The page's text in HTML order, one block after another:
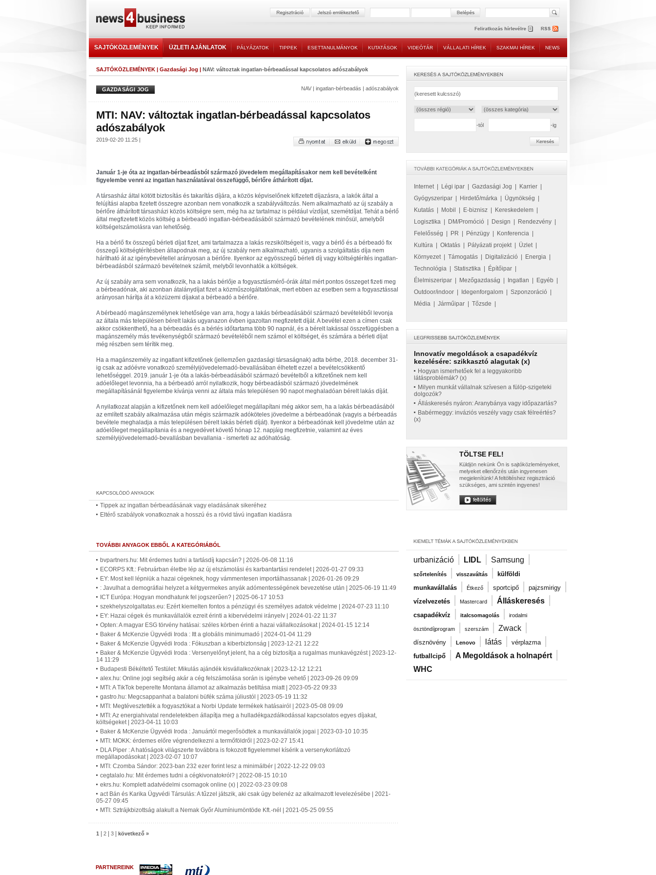
SAJTÓKÖZLEMÉNYEK ÜZLETI AJÁNLATOK PÁLYÁZATOK TIPPEK ESETTANULMÁNYOK KUTATÁSOK VIDEÓTÁR VÁLLALATI HÍREK SZAKMAI HÍREK NEWS
SAJTÓKÖZLEMÉNYEK | Gazdasági Jog | NAV: változtak ingatlan-bérbeadással kapcsolatos adószabályok
GAZDASÁGI JOG NAV | ingatlan-bérbeadás | adószabályok
MTI: NAV: változtak ingatlan-bérbeadással kapcsolatos
adószabályok
2019-02-20 11:25 |
Január 1-je óta az ingatlan-bérbeadásból származó jövedelem megállapításakor nem kell bevételként
figyelembe venni az ingatlan használatával összefüggő, bérlőre áthárított díjat.
A társasház által kötött biztosítás és takarítás díjára, a közös képviselőnek kifizetett díjazásra, a lakók által a
felújítási alapba fizetett összegre azonban nem vonatkozik a szabályváltozás. Nem alkalmazható az új szabály a
bérlőre áthárított társasházi közös költségre sem, még ha az tartalmaz is például vízdíjat, szemétdíjat. Tehát a bérlő
által megfizetett közös költség a bérbeadó ingatlan-bérbeadásából származó bevételének minősül, amelyből
költségelszámolásra van lehetőség.
Ha a bérlő fix összegű bérleti díjat fizet, ami tartalmazza a lakás rezsiköltségeit is, vagy a bérlő és a bérbeadó fix
összegű költségtérítésben állapodnak meg, az új szabály nem alkalmazható, ugyanis a szolgáltatás díja nem
hárítható át az igénybevétellel arányosan a bérlőre. Ilyenkor az egyösszegű bérleti díj vagy költségtérítés ingatlan-
bérbeadásból származó bevételnek számít, melyből levonhatók a költségek.
Az új szabály arra sem vonatkozik, ha a lakás bérlője a fogyasztásmérő-órák által mért pontos összeget fizeti meg
a bérbeadónak, aki azonban átalánydíjat fizet a közműszolgáltatónak, mert ebben az esetben sem a fogyasztással
arányosan hárítja át a közüzemi díjakat a bérbeadó a bérlőre.
A bérbeadó magánszemélynek lehetősége van arra, hogy a lakás bérbeadásából származó bevételéből levonja
az általa más településen bérelt lakás ugyanazon évben igazoltan megfizetett díját. A bevétel ezen a címen csak
akkor csökkenthető, ha a bérbeadás és a bérlés időtartama több 90 napnál, és a bérelt lakással összefüggésben a
magánszemély más tevékenységből származó bevételéből nem számol el költséget, és számára a bérleti díjat
még részben sem térítik meg.
Ha a magánszemély az ingatlant kifizetőnek (jellemzően gazdasági társaságnak) adta bérbe, 2018. december 31-
ig csak az adóévre vonatkozó személyijövedelemadó-bevallásában élhetett ezzel a bevételcsökkentő
lehetőséggel. 2019. január 1-je óta a lakás-bérbeadásából származó bevételből a kifizetőnek nem kell
adóelőleget levonnia, ha a bérbeadó arról nyilatkozik, hogy bérbeadásból származó jövedelmének
megállapításánál figyelembe kívánja venni az általa más településen 90 napot meghaladóan bérelt lakás díját.
A nyilatkozat alapján a kifizetőnek nem kell adóelőleget megállapítani még akkor sem, ha a lakás bérbeadásából
az említett szabály alkalmazása után mégis származik adóköteles jövedelme a bérbeadónak (vagyis a bérbeadás
bevétele meghaladja a más településen bérelt lakás bérleti díját). Ilyenkor a bérbeadónak kell jövedelme után az
adóelőleget megállapítania és a negyedévet követő hónap 12. napjáig megfizetnie, valamint az éves
személyijövedelemadó-bevallásban bevallania - ismerteti az adóhatóság.
Tippek az ingatlan bérbeadásának vagy eladásának sikeréhez
Eltérő szabályok vonatkoznak a hosszú és a rövid távú ingatlan kiadásra
TOVÁBBI ANYAGOK EBBŐL A KATEGÓRIÁBÓL
bvpartners.hu: Mit érdemes tudni a tartásdíj kapcsán? | 2026-06-08 11:16
ECORPS Kft.: Februárban életbe lép az új elszámolási és karbantartási rendelet | 2026-01-27 09:33
EY: Most kell lépniük a hazai cégeknek, hogy vámmentesen importálhassanak | 2026-01-26 09:29
: Javulhat a demográfiai helyzet a kétgyermekes anyák adómentességének bevezetése után | 2025-06-19 11:49
ICT Európa: Hogyan mondhatunk fel jogszerűen? | 2025-06-17 10:53
szekhelyszolgaltatas.eu: Ezért kiemelten fontos a pénzügyi és személyes adatok védelme | 2024-07-23 11:10
EY: Hazai cégek és munkavállalók ezreit érinti a kibervédelmi irányelv | 2024-01-22 11:37
Opten: A magyar ESG törvény hatásai: széles körben érinti a hazai vállalkozásokat | 2024-01-15 12:14
Baker & McKenzie Ügyvédi Iroda : Itt a globális minimumadó | 2024-01-04 11:29
Baker & McKenzie Ügyvédi Iroda : Fókuszban a kiberbiztonság | 2023-12-21 12:22
Baker & McKenzie Ügyvédi Iroda : Versenyelőnyt jelent, ha a cég biztosítja a rugalmas munkavégzést | 2023-12-
14 11:29
Budapesti Békéltető Testület: Mikulás ajándék kisvállalkozóknak | 2023-12-12 12:21
alex.hu: Online jogi segítség akár a cég felszámolása során is igénybe vehető | 2023-09-26 09:09
MTI: A TikTok beperelte Montana államot az alkalmazás betiltása miatt | 2023-05-22 09:33
gastro.hu: Megcsappanhat a balatoni büfék száma júliustól | 2023-05-19 11:32
MTI: Megtévesztették a fogyasztókat a Norbi Update termékek hatásairól | 2023-05-08 09:09
MTI: Az energiahivatal rendeletekben állapítja meg a hulladékgazdálkodással kapcsolatos egyes díjakat,
költségeket | 2023-04-11 10:03
Baker & McKenzie Ügyvédi Iroda : Januártól megerősödtek a munkavállalók jogai | 2023-03-10 10:35
MTI: MOKK: érdemes előre végrendelkezni a termőföldről | 2023-02-27 15:41
DLA Piper : A hatóságok világszerte továbbra is fokozott figyelemmel kísérik a versenykorlátozó
megállapodásokat | 2023-02-07 10:07
MTI: Czomba Sándor: 2023-ban 232 ezer forint lesz a minimálbér | 2022-12-22 09:03
cegtalalo.hu: Mit érdemes tudni a cégkivonatokról? | 2022-08-15 10:10
ekrs.hu: Komplett adatvédelmi csomagok online (x) | 2022-03-23 09:08
act Bán és Karika Ügyvédi Társulás: A tűzzel játszik, aki csak úgy belenéz az alkalmazott levelezésébe | 2021-
05-27 09:45
MTI: Sztrájkbizottság alakult a Nemak Győr Alumíniumöntöde Kft.-nél | 2021-05-25 09:55
1 2 3 következő »
-tól -ig
Internet| Légi ipar Gazdasági Jog Karrier
Gyógyszeripar
Hirdető/márka Ügynökség
Kutatás
Mobil E-biznisz Kereskedelem
Logisztika
DM/Promóció Design Rendezvény
Felelősség
PR Pénzügy Konferencia
Kultúra
Oktatás Pályázati projekt| Üzlet|
Környezet| Támogatás Digitalizáció Energia
Technológia
Statisztika Építőipar
Élelmiszeripar
Mezőgazdaság Ingatlan Egyéb
Outdoor/indoor
Idegenforgalom Szponzoráció
Média
Járműipar Tőzsde
Innovatív megoldások a csapadékvíz
kezelésére: szikkasztó alagutak (x)
Hogyan ismerhetőek fel a leggyakoribb
látásproblémák? (x)
Milyen munkát vállalnak szívesen a fülöp-szigeteki
dolgozók?
Álláskeresés nyáron: Aranybánya vagy időpazarlás?
Babérmeggy: inváziós veszély vagy csak félreértés?
(x)
TÖLTSE FEL!
Küldjön nekünk Ön is sajtóközleményeket,
melyeket ellenőrzés után ingyenesen
megjelenítünk! A feltöltéshez regisztráció
szükséges, ami szintén ingyenes!
urbanizáció | LIDL | Samsung |
szőrtelenítés | visszaváltás |
külföldi
munkavállalás | Étkező | sportcipő | pajzsmirigy |
vízelvezetés | Mastercard | Álláskeresés |
csapadékvíz | italcsomagolás | irodalmi
ösztöndíjprogram | szerszám | Zwack |
dísznövény | Lenovo | látás | vérplazma |
futballcipő | A Megoldások a holnapért |
WHC
PARTNEREINK